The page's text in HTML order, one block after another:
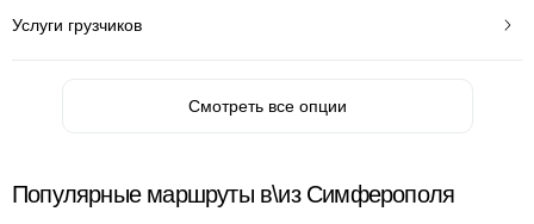
Услуги грузчиков
Смотреть все опции
Популярные маршруты в\из Симферополя